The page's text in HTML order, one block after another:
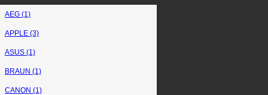
AEG (1)
APPLE (3)
ASUS (1)
BRAUN (1)
CANON (1)